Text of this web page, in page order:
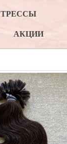
ТРЕССЫ
АКЦИИ